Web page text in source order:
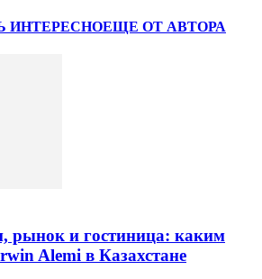
ИНТЕРЕСНОЕЩЕ ОТ АВТОРА
рынок и гостиница: каким
Alemi в Казахстане